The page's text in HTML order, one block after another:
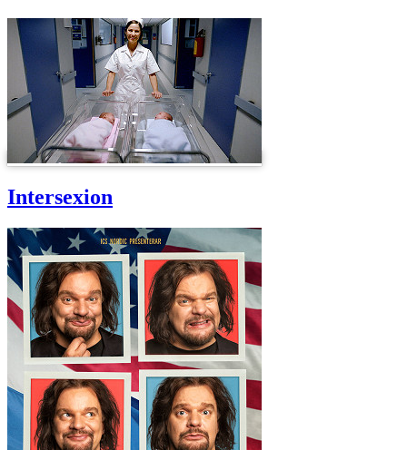
Intersexion